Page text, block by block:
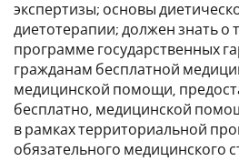
экспертизы; основы
диетотерапии; должен знать о
программе государственных
гражданам бесплатной
медицинской помощи,
бесплатно, медицинской
в рамках территориальной
обязательного медицинского